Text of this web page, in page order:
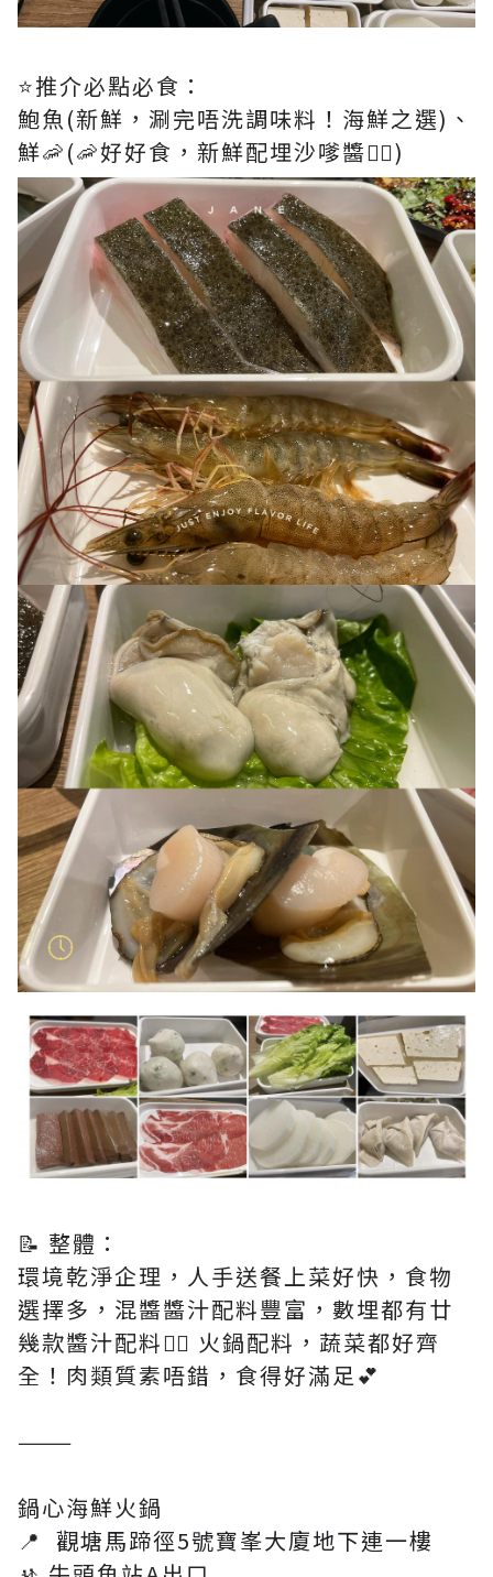
⭐️推介必點必食：
鮑魚(新鮮，涮完唔洗調味料！海鮮之選)、
鮮🦐(🦐好好食，新鮮配埋沙嗲醬👍🏻)
📝 整體：
環境乾淨企理，人手送餐上菜好快，食物
選擇多，混醬醬汁配料豐富，數埋都有廿
幾款醬汁配料👍🏻 火鍋配料，蔬菜都好齊
全！肉類質素唔錯，食得好滿足💕
———
鍋心海鮮火鍋
📍 觀塘馬蹄徑5號寶峯大廈地下連一樓